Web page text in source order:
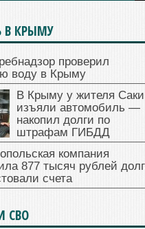
В КРЫМУ
проверил
воду в Крыму
В Крыму у жителя Саки
изъяли автомобиль —
накопил долги по
штрафам ГИБДД
компания
877 тысяч рублей
счета
СВО